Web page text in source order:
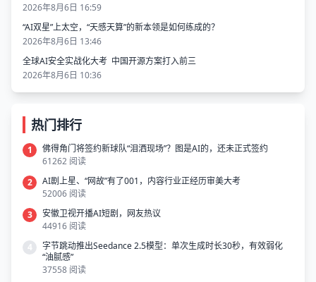
2026年8月6日 16:59
“AI双星”上太空，“天感天算”的新本领是如何练成的？
2026年8月6日 13:46
全球AI安全实战化大考 中国开源方案打入前三
2026年8月6日 10:36
热门排行
1
佛得角门将签约新球队“泪洒现场”？图是AI的，还未正式签约
61262 阅读
2
AI剧上星、“网故”有了001，内容行业正经历审美大考
52006 阅读
3
安徽卫视开播AI短剧，网友热议
44916 阅读
4
字节跳动推出Seedance 2.5模型：单次生成时长30秒，有效弱化
“油腻感”
37558 阅读